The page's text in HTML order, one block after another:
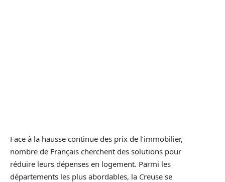
Face à la hausse continue des prix de l’immobilier,
nombre de Français cherchent des solutions pour
réduire leurs dépenses en logement. Parmi les
départements les plus abordables, la Creuse se